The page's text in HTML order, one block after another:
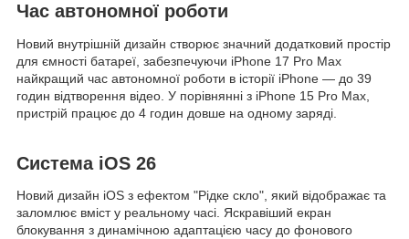
Час автономної роботи
Новий внутрішній дизайн створює значний додатковий простір
для ємності батареї, забезпечуючи iPhone 17 Pro Max
найкращий час автономної роботи в історії iPhone — до 39
годин відтворення відео. У порівнянні з iPhone 15 Pro Max,
пристрій працює до 4 годин довше на одному заряді.
Система iOS 26
Новий дизайн iOS з ефектом "Рідке скло", який відображає та
заломлює вміст у реальному часі. Яскравіший екран
блокування з динамічною адаптацією часу до фонового